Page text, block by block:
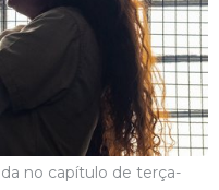
no capítulo de terça-